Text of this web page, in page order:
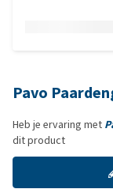
Pavo
Heb je ervaring met
dit product